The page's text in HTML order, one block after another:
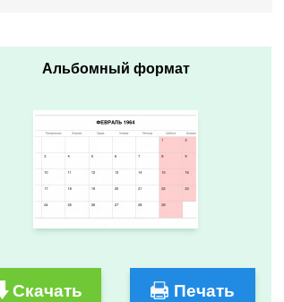
Альбомный формат
Скачать Печать